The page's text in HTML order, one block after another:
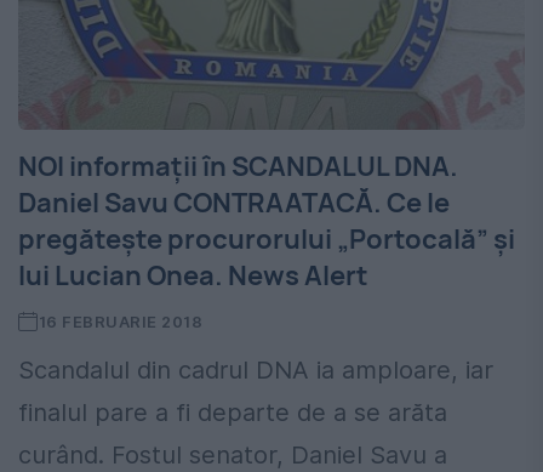
NOI informații în SCANDALUL DNA.
Daniel Savu CONTRAATACĂ. Ce le
pregătește procurorului „Portocală” și
lui Lucian Onea. News Alert
16 FEBRUARIE 2018
Scandalul din cadrul DNA ia amploare, iar
finalul pare a fi departe de a se arăta
curând. Fostul senator, Daniel Savu a